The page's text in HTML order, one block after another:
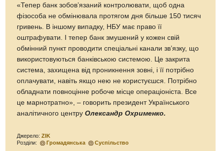
«Тепер банк зобов’язаний контролювати, щоб одна
фізособа не обмінювала протягом дня більше 150 тисяч
гривень. В іншому випадку, НБУ має право її
оштрафувати. І тепер банк змушений у кожен свій
обмінний пункт проводити спеціальні канали зв’язку, що
використовуються банківською системою. Це закрита
система, захищена від проникнення зовні, і її потрібно
оплачувати, навіть якщо нею не користуєшся. Потрібно
обладнати повноцінне робоче місце операціоніста. Все
це марнотратно», – говорить президент Українського
аналітичного центруОлександр Охрименко.
Джерело:ZIK
Розділи:
Громадянська Суспільство